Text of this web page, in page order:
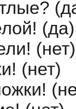
(да)
(нет)
(нет)